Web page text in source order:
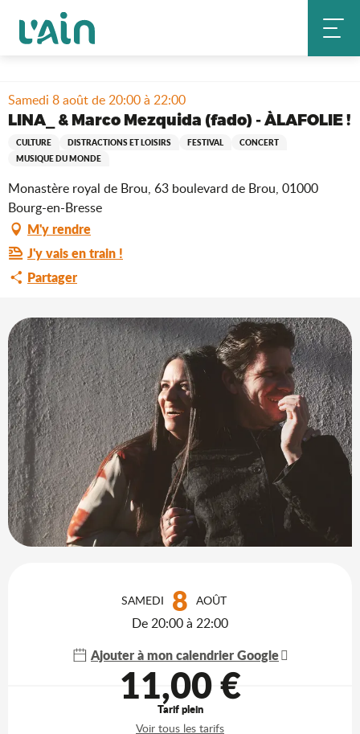
contenu
Accueil Séjourner
Agenda & nouveautés
LINA_ & Marco Mezquida (fado) - ÀLAFOLIE !
Samedi 8 août de 20:00 à 22:00
LINA_ & Marco Mezquida (fado) - ÀLAFOLIE !
CULTURE DISTRACTIONS ET LOISIRS FESTIVAL
CONCERT
MUSIQUE DU MONDE
Monastère royal de Brou, 63 boulevard de Brou, 01000
Bourg-en-Bresse
M'y rendre
J'y vais en train !
Partager
SAMEDI 8 AOÛT
De 20:00 à 22:00
Ajouter à mon calendrier Google
11,00 €
Tarif plein
Voir tous les tarifs